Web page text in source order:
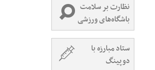
نظارت بر سلامت
باشگاه‌های ورزشی
ستاد مبارزه با
دوپینگ